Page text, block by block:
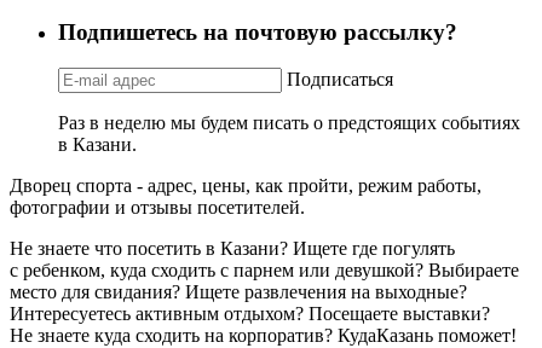
Подпишетесь на почтовую рассылку?
Подписаться
Раз в неделю мы будем писать о предстоящих событиях
в Казани.
Дворец спорта - адрес, цены, как пройти, режим работы,
фотографии и отзывы посетителей.
Не знаете что посетить в Казани? Ищете где погулять
с ребенком, куда сходить с парнем или девушкой? Выбираете
место для свидания? Ищете развлечения на выходные?
Интересуетесь активным отдыхом? Посещаете выставки?
Не знаете куда сходить на корпоратив? КудаКазань поможет!